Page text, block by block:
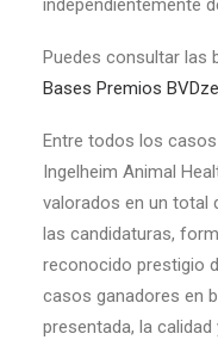
independientemente
Puedes consultar las
Bases Premios
Entre todos los
Ingelheim Animal
valorados en un total
las candidaturas,
reconocido prestigio
casos ganadores en
presentada, la